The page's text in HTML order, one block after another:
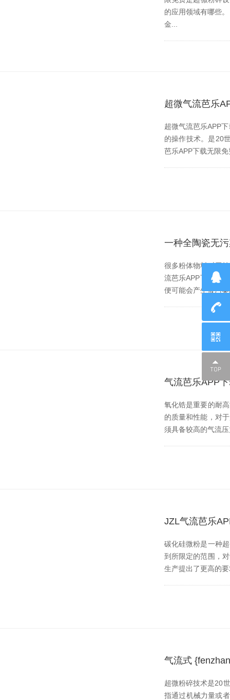
的应用领域有哪些
金...
超微气流芭乐
超微气流芭乐APP
的操作技术。是
芭乐APP下载无限免费
一种全陶瓷无
很多粉体物料对于纯
流芭乐APP下载无限
便可能会产生被污染
气流芭乐APP
氧化锆是重要的耐高
的质量和性能，
须具备较高的气流压
JZL气流芭乐
碳化硅微粉是一种超
到所限定的范围
生产提出了更高的要求
气流式
超微粉碎技术是20世
指通过机械力量或者